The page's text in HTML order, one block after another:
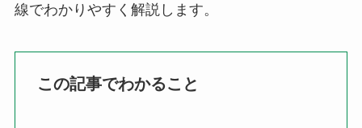
線でわかりやすく解説します。
この記事でわかること